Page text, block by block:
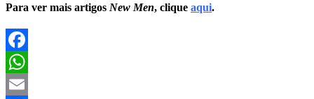
Para ver mais artigos New Men, clique aqui.
Facebook
WhatsApp